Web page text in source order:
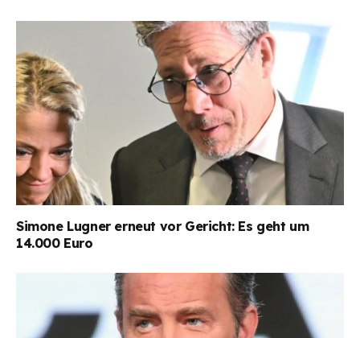
Simone Lugner erneut vor Gericht: Es geht um
14.000 Euro